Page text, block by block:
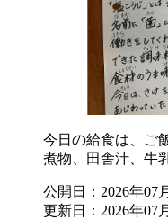
今日の給食は、ご
煮物、田舎汁、牛
公開日：2026年07
更新日：2026年07